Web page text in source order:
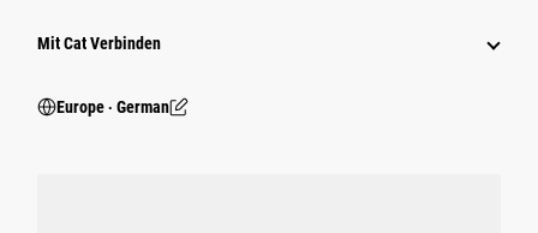
Mit Cat Verbinden
Europe ‧ German